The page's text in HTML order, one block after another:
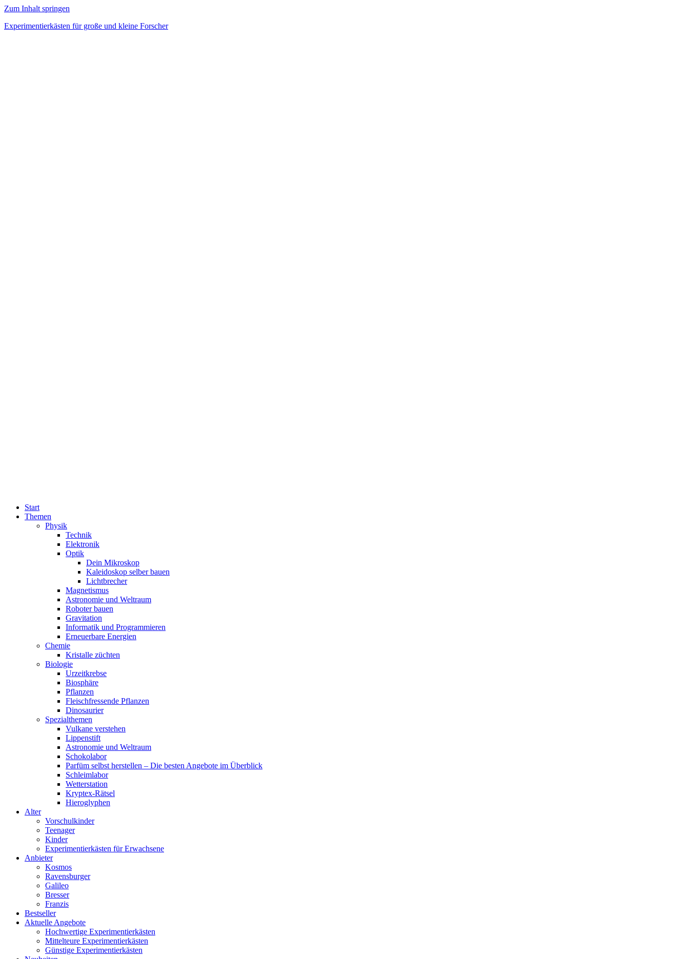
Zum Inhalt springen
Experimentierkästen für große und kleine Forscher
Start
Themen
Physik
Technik
Elektronik
Optik
Dein Mikroskop
Kaleidoskop selber bauen
Lichtbrecher
Magnetismus
Astronomie und Weltraum
Roboter bauen
Gravitation
Informatik und Programmieren
Erneuerbare Energien
Chemie
Kristalle züchten
Biologie
Urzeitkrebse
Biosphäre
Pflanzen
Fleischfressende Pflanzen
Dinosaurier
Spezialthemen
Vulkane verstehen
Lippenstift
Astronomie und Weltraum
Schokolabor
Parfüm selbst herstellen – Die besten Angebote im Überblick
Schleimlabor
Wetterstation
Kryptex-Rätsel
Hieroglyphen
Alter
Vorschulkinder
Teenager
Kinder
Experimentierkästen für Erwachsene
Anbieter
Kosmos
Ravensburger
Galileo
Bresser
Franzis
Bestseller
Aktuelle Angebote
Hochwertige Experimentierkästen
Mittelteure Experimentierkästen
Günstige Experimentierkästen